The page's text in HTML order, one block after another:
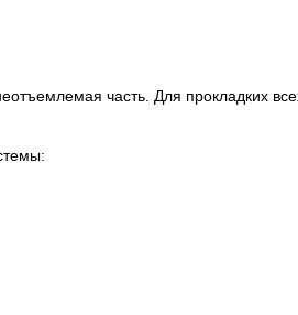
часть. Для прокладких